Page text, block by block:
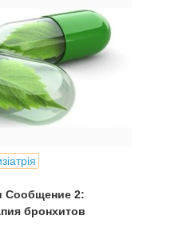
Сообщение 2:
бронхитов